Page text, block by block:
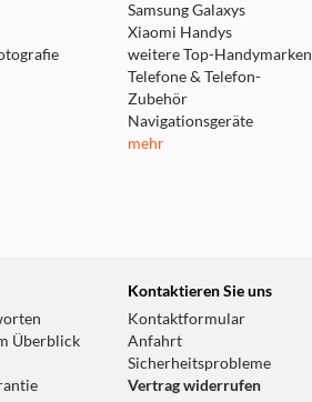
Samsung Galaxys
Xiaomi Handys
weitere Top-Handymarken
Telefone & Telefon-
Zubehör
Navigationsgeräte
mehr
Überblick
Kontaktieren Sie uns
Kontaktformular
Anfahrt
Sicherheitsprobleme
Vertrag widerrufen